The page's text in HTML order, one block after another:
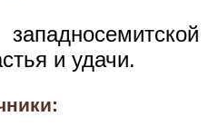
и удачи.